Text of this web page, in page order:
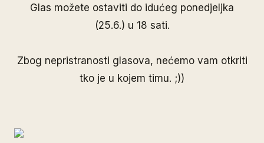
Glas možete ostaviti do idućeg ponedjeljka
(25.6.) u 18 sati.
Zbog nepristranosti glasova, nećemo vam otkriti
tko je u kojem timu. ;))